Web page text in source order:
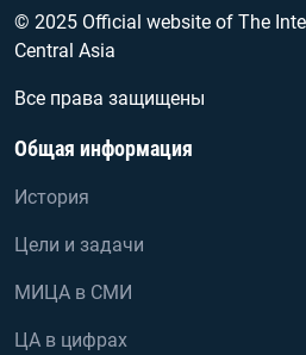
© 2025 Official website of The
Central Asia
Все права защищены
Общая информация
История
Цели и задачи
МИЦА в СМИ
ЦА в цифрах